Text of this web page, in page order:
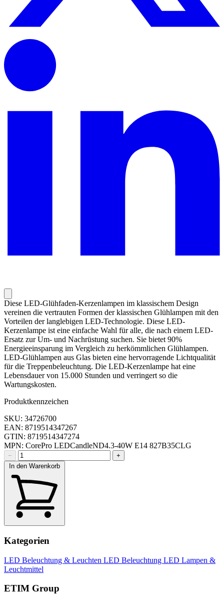
Diese LED-Glühfaden-Kerzenlampen im klassischem Design
vereinen die vertrauten Formen der klassischen Glühlampen mit den
Vorteilen der langlebigen LED-Technologie. Diese LED-
Kerzenlampe ist eine einfache Wahl für alle, die nach einem LED-
Ersatz zur Um- und Nachrüstung suchen. Sie bietet 90%
Energieeinsparung im Vergleich zu herkömmlichen Glühlampen.
LED-Glühlampen aus Glas bieten eine hervorragende Lichtqualität
für die Treppenbeleuchtung. Die LED-Kerzenlampe hat eine
Lebensdauer von 15.000 Stunden und verringert so die
Wartungskosten.
Produktkennzeichen
SKU: 34726700
EAN: 8719514347267
GTIN: 8719514347274
MPN: CorePro LEDCandleND4.3-40W E14 827B35CLG
−
+
In den Warenkorb
Kategorien
LED Beleuchtung & Leuchten LED Beleuchtung LED Lampen &
Leuchtmittel
ETIM Group